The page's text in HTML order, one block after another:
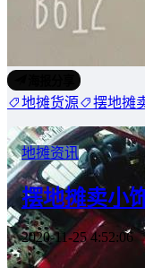
地摊货源 摆地摊
地摊资讯
摆地摊卖小
2020-11-25 4:52:06